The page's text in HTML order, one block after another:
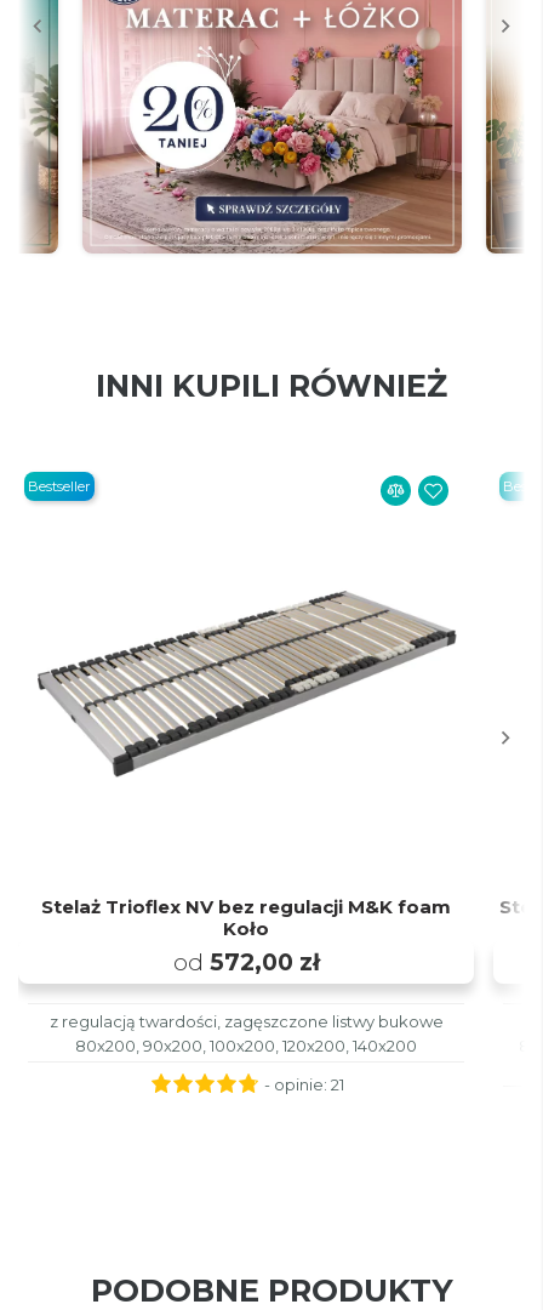
INNI KUPILI RÓWNIEŻ
Stelaż Trioflex NV bez regulacji M&K foam
Koło
od 572,00 zł
z regulacją twardości, zagęszczone listwy bukowe
80x200, 90x200, 100x200, 120x200, 140x200
Bestseller
- opinie: 21
PODOBNE PRODUKTY